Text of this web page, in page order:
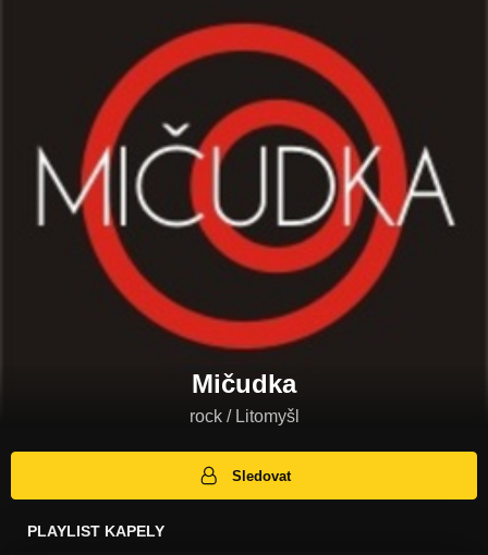
Mičudka
rock / Litomyšl
Sledovat
PLAYLIST KAPELY